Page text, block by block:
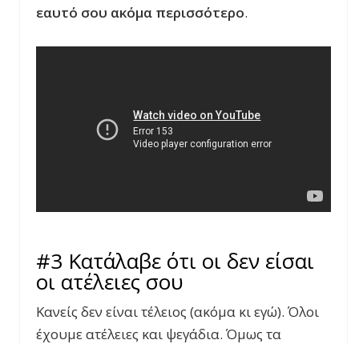
εαυτό σου ακόμα περισσότερο.
#3 Κατάλαβε ότι οι δεν είσαι
οι ατέλειες σου
Κανείς δεν είναι τέλειος (ακόμα κι εγώ). Όλοι
έχουμε ατέλειες και ψεγάδια. Όμως τα